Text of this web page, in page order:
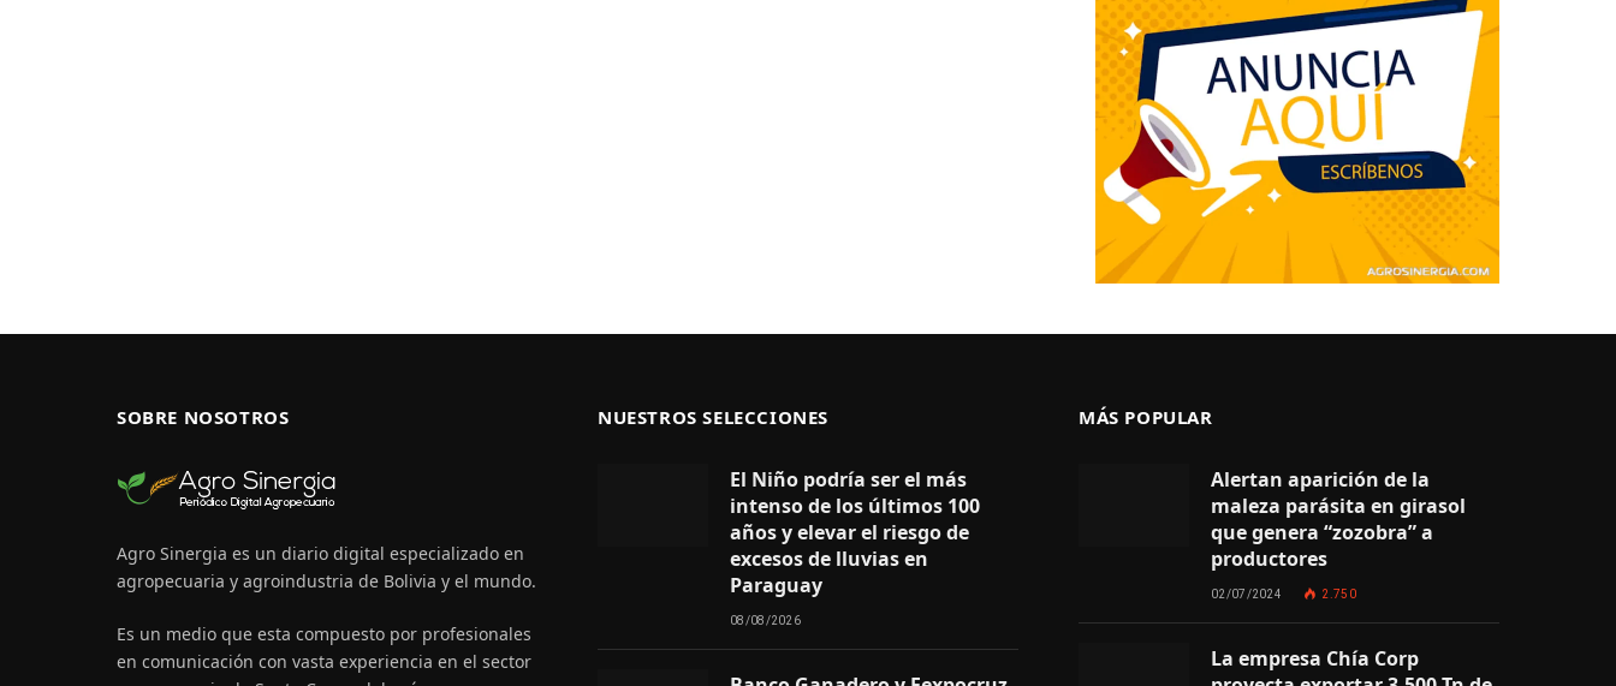
SOBRE NOSOTROS
Agro Sinergia es un diario digital especializado en
agropecuaria y agroindustria de Bolivia y el mundo.
Es un medio que esta compuesto por profesionales
en comunicación con vasta experiencia en el sector
NUESTROS SELECCIONES
El Niño podría ser el más
intenso de los últimos 100
años y elevar el riesgo de
excesos de lluvias en
Paraguay
08/08/2026
MÁS POPULAR
Alertan aparición de la
maleza parásita en girasol
que genera “zozobra” a
productores
02/07/2024 2.750
La empresa Chía Corp